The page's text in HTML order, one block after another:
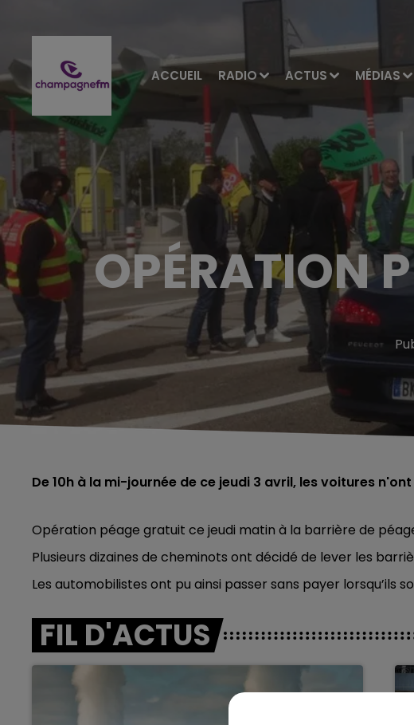
ACCUEIL RADIO ACTUS MÉDIAS
OPÉRATION
De 10h à la mi-journée de ce jeudi 3 avril, les voitures
Opération péage gratuit ce jeudi matin à la barrière de
Plusieurs dizaines de cheminots ont décidé de lever les
Les automobilistes ont pu ainsi passer sans payer lorsqu’ils
FIL D'ACTUS